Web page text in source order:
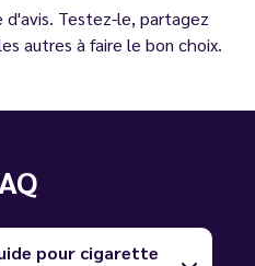
d'avis. Testez-le, partagez
autres à faire le bon choix.
pour cigarette